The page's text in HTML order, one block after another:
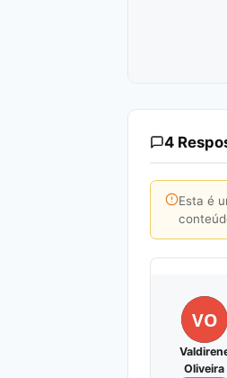
4
Esta é
VO
Oliveira